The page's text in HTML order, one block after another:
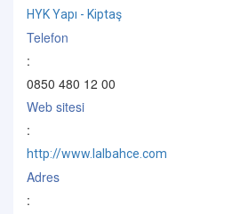
HYK Yapı - Kiptaş
Telefon
:
0850 480 12 00
Web sitesi
:
http://www.lalbahce.com
Adres
: